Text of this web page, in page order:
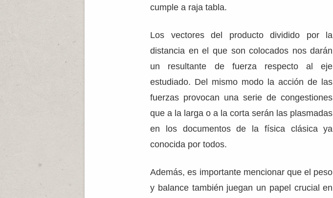
cumple a raja tabla.
Los vectores del producto dividido por la
distancia en el que son colocados nos darán
un resultante de fuerza respecto al eje
estudiado. Del mismo modo la acción de las
fuerzas provocan una serie de congestiones
que a la larga o a la corta serán las plasmadas
en los documentos de la física clásica ya
conocida por todos.
Además, es importante mencionar que el peso
y balance también juegan un papel crucial en